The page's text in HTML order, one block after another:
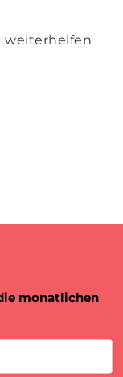
weiterhelfen
monatlichen